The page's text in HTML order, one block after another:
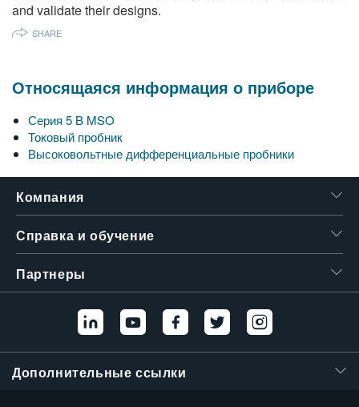
한국어
and validate their designs.
SHARE
Относящаяся информация о приборе
Серия 5 B MSO
Токовый пробник
Высоковольтные дифференциальные пробники
Компания
Справка и обучение
Партнеры
Дополнительные ссылки